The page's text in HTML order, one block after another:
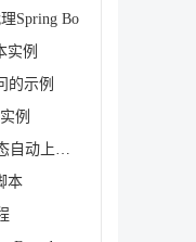
Spring Bo
实例
的示例
例
基于nginx实现上游服务器动态自动上下线无需reload的实现方法
本